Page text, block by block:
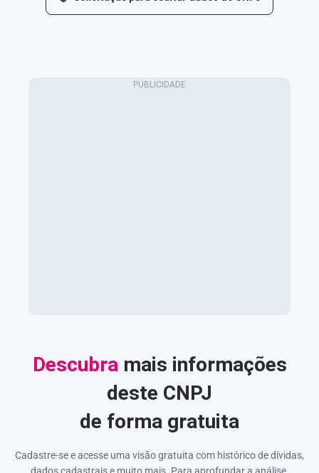
Descubra mais informações
deste CNPJ
de forma gratuita
Cadastre-se e acesse uma visão gratuita com histórico de dívidas,
dados cadastrais e muito mais. Para aprofundar a análise,